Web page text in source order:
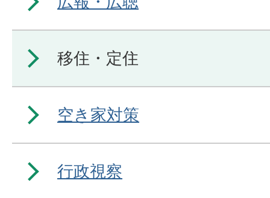
移住・定住
空き家対策
行政視察